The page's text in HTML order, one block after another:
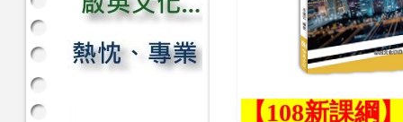
【108新課綱